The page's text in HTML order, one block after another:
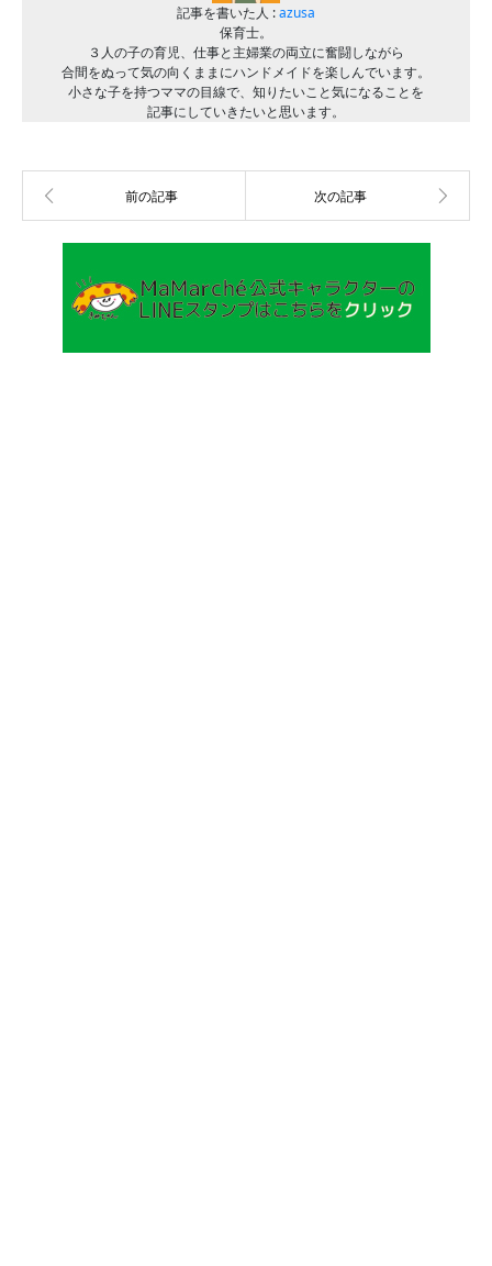
記事を書いた人 :azusa
保育士。
３人の子の育児、仕事と主婦業の両立に奮闘しながら
合間をぬって気の向くままにハンドメイドを楽しんでいます。
小さな子を持つママの目線で、知りたいこと気になることを
記事にしていきたいと思います。